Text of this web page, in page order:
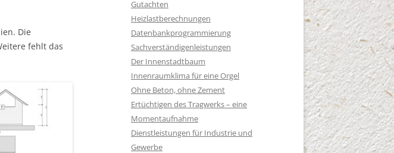
Die
fehlt das
Gutachten
Heizlastberechnungen
Datenbankprogrammierung
Sachverständigenleistungen
Der Innenstadtbaum
Innenraumklima für eine Orgel
Ohne Beton, ohne Zement
Ertüchtigen des Tragwerks – eine
Momentaufnahme
Dienstleistungen für Industrie und
Gewerbe